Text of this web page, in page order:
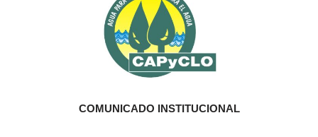
COMUNICADO INSTITUCIONAL